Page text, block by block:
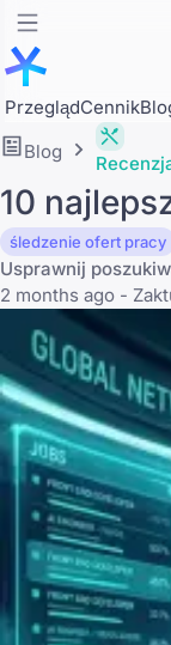
PrzeglądCennik
Blog
10
śledzenie ofert pracy
Usprawnij
2 months ago -